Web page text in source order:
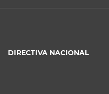
DIRECTIVA NACIONAL